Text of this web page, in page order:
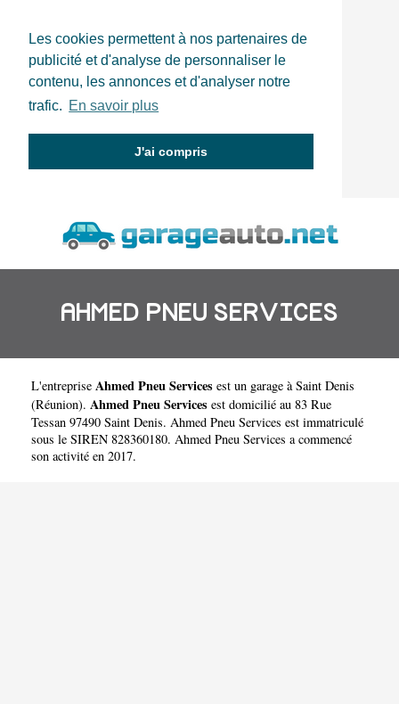
Les cookies permettent à nos partenaires de
publicité et d'analyse de personnaliser le
contenu, les annonces et d'analyser notre
trafic. En savoir plus
J'ai compris
AHMED PNEU SERVICES
L'entreprise Ahmed Pneu Services est un garage à Saint Denis
(Réunion). Ahmed Pneu Services est domicilié au 83 Rue
Tessan 97490 Saint Denis. Ahmed Pneu Services est immatriculé
sous le SIREN 828360180. Ahmed Pneu Services a commencé
son activité en 2017.